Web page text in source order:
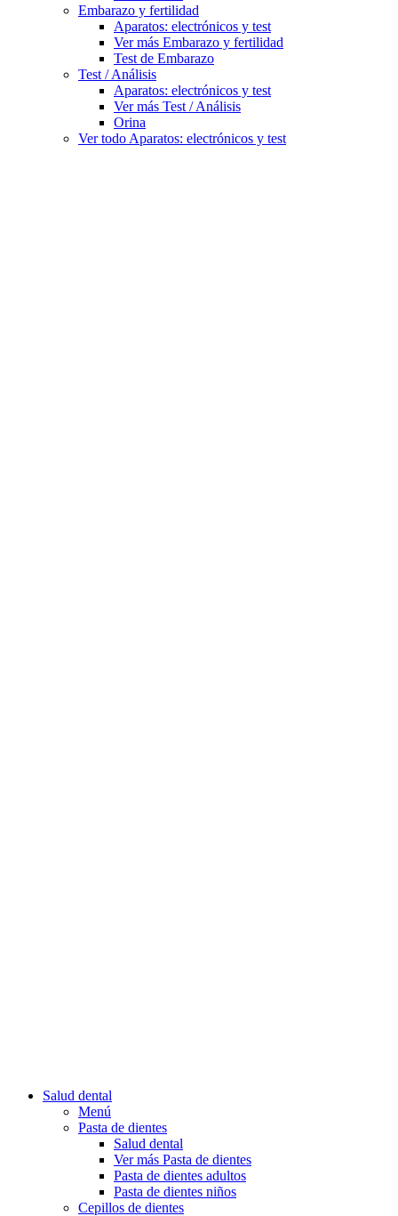
Embarazo y fertilidad
Aparatos: electrónicos y test
Ver más Embarazo y fertilidad
Test de Embarazo
Test / Análisis
Aparatos: electrónicos y test
Ver más Test / Análisis
Orina
Ver todo Aparatos: electrónicos y test
Salud dental
Menú
Pasta de dientes
Salud dental
Ver más Pasta de dientes
Pasta de dientes adultos
Pasta de dientes niños
Cepillos de dientes